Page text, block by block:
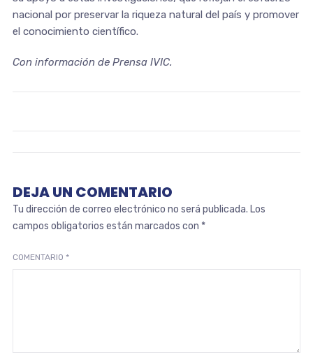
nacional por preservar la riqueza natural del país y promover
el conocimiento científico.
Con información de Prensa IVIC.
DEJA UN COMENTARIO
Tu dirección de correo electrónico no será publicada. Los
campos obligatorios están marcados con *
COMENTARIO *